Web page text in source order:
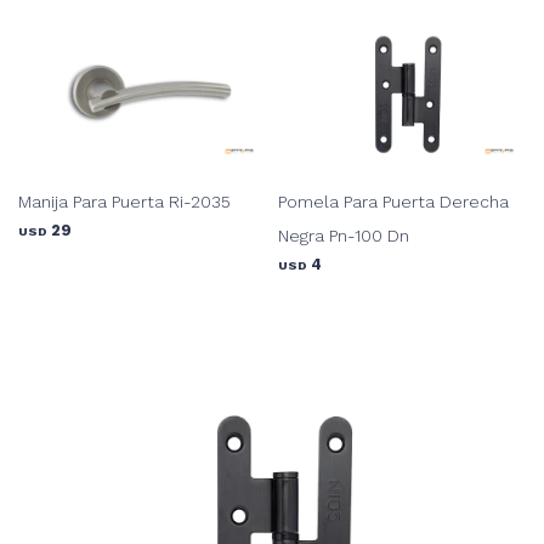
Manija Para Puerta Ri-2035
USD 29
Pomela Para Puerta Derecha
Negra Pn-100 Dn
USD 4